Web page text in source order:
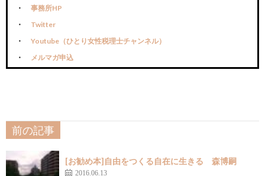
事務所HP
Twitter
Youtube（ひとり女性税理士チャンネル）
メルマガ申込
前の記事
[お勧め本]自由をつくる自在に生きる 森博嗣
2016.06.13